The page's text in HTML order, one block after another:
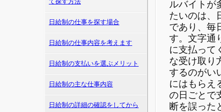
日給制の仕事を探す場合
日給制の仕事内容を考えます
日給制の支払いを選ぶメリット
日給制の主な仕事内容
日給制の詳細の確認をしてから
ルバイトが
たいのは、
であり、毎
す。文字通
に支払って
な受け取り
するのがい
にはもらえ
の日ごとで
断を誤った